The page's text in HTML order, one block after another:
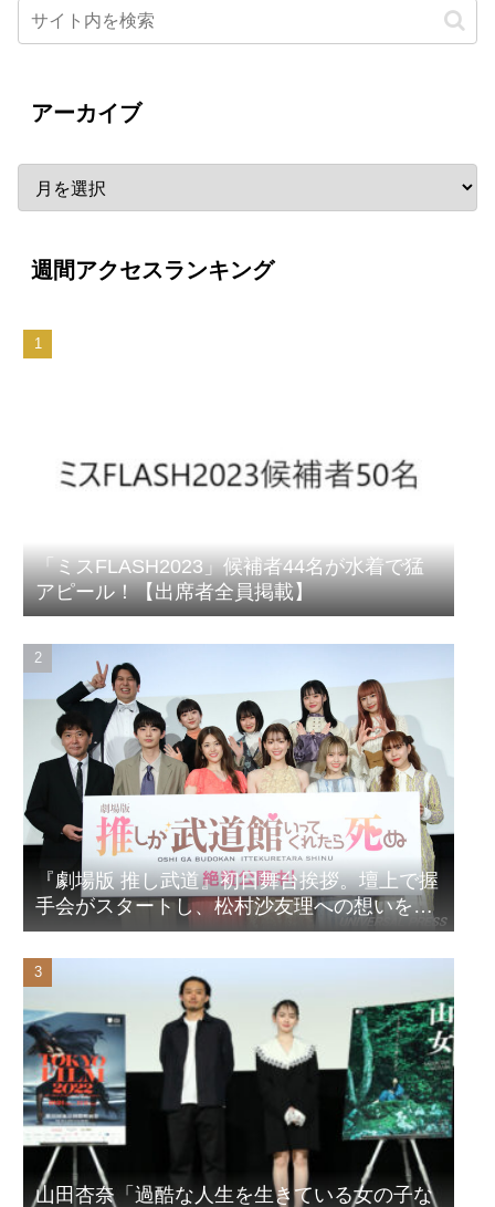
アーカイブ
週間アクセスランキング
「ミスFLASH2023」候補者44名が水着で猛
アピール！【出席者全員掲載】
『劇場版 推し武道』初日舞台挨拶。壇上で握
手会がスタートし、松村沙友理への想いをア
ピール！？
山田杏奈「過酷な人生を生きている女の子な